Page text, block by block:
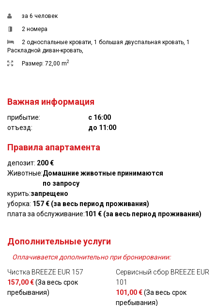
за 6 человек
2 номера
2 односпальные кровати, 1 большая двуспальная кровать, 1
Раскладной диван-кровать,
Размер: 72,00 m2
Важная информация
прибытие:
с 16:00
отъезд:
до 11:00
Правила апартамента
депозит: 200 €
Животные:Домашние животные принимаются
по запросу
курить:запрещено
уборка: 157 € (за весь период проживания)
плата за обслуживание:101 € (за весь период проживания)
Дополнительные услуги
Оплачивается дополнительно при бронировании:
Чистка BREEZE EUR 157
157,00 €(За весь срок
пребывания)
Сервисный сбор BREEZE EUR
101
101,00 €(За весь срок
пребывания)